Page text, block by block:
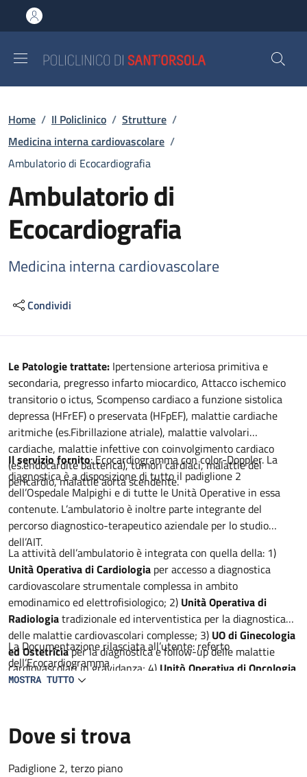
al contenuto principale
to footer content
Briciole di pane
Home / Il Policlinico / Strutture /
Medicina interna cardiovascolare /
Ambulatorio di Ecocardiografia
Ambulatorio di
Ecocardiografia
Medicina interna cardiovascolare
Condividi
Descrizione
Le Patologie trattate: Ipertensione arteriosa primitiva e
secondaria, pregresso infarto miocardico, Attacco ischemico
transitorio o ictus, Scompenso cardiaco a funzione sistolica
depressa (HFrEF) o preservata (HFpEF), malattie cardiache
aritmiche (es.Fibrillazione atriale), malattie valvolari
cardiache, malattie infettive con coinvolgimento cardiaco
(es.endocardite batterica), tumori cardiaci, malattie del
pericardio, malattie aorta scendente.
Il servizio fornito: Ecocardiogramma con color-Doppler. La
diagnostica è a disposizione di tutto il padiglione 2
dell’Ospedale Malpighi e di tutte le Unità Operative in essa
contenute. L’ambulatorio è inoltre parte integrante del
percorso diagnostico-terapeutico aziendale per lo studio
dell’AIT.
La attività dell’ambulatorio è integrata con quella della: 1)
Unità Operativa di Cardiologia per accesso a diagnostica
cardiovascolare strumentale complessa in ambito
emodinamico ed elettrofisiologico; 2) Unità Operativa di
Radiologiatradizionale ed interventistica per la diagnostica
delle malattie cardiovascolari complesse; 3) UO di Ginecologia
ed Ostetriciaper la diagnostica e follow-up delle malattie
cardiovascolari in gravidanza; 4) Unitò Operativa di Oncologia
per la diagnostica precoce delle complicanze cardiache dei
Unità semplice dipartimentale di Reumatologia e
cardiovascolari in corso di malattie infiammatorie croniche
La Documentazione rilasciata all’utente: referto
dell’Ecocardiogramma
MOSTRA TUTTO
Dove si trova
Padiglione 2, terzo piano